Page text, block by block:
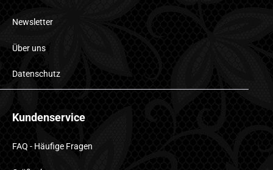
Newsletter
Über uns
Datenschutz
Kundenservice
FAQ - Häufige Fragen